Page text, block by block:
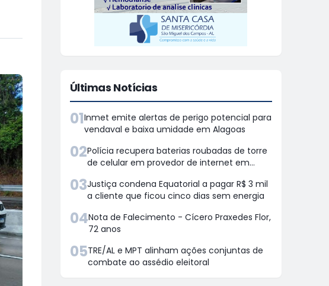
Últimas Notícias
01Inmet emite alertas de perigo potencial para
vendaval e baixa umidade em Alagoas
02Polícia recupera baterias roubadas de torre
de celular em provedor de internet em
03Justiça condena Equatorial a pagar R$ 3 mil
a cliente que ficou cinco dias sem energia
04Nota de Falecimento - Cícero Praxedes Flor,
72 anos
05TRE/AL e MPT alinham ações conjuntas de
combate ao assédio eleitoral